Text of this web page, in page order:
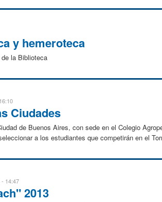
y hemeroteca
la Biblioteca
Ciudades
de Buenos Aires, con sede en el Colegio
a los estudiantes que competirán en el
- 14:47
2013